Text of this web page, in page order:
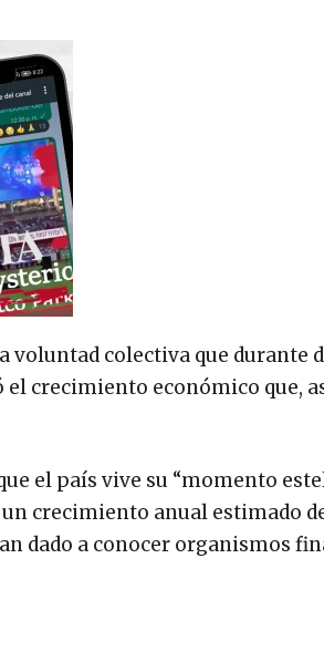
voluntad colectiva que durante
crecimiento económico que,
el país vive su “momento
crecimiento anual estimado
dado a conocer organismos